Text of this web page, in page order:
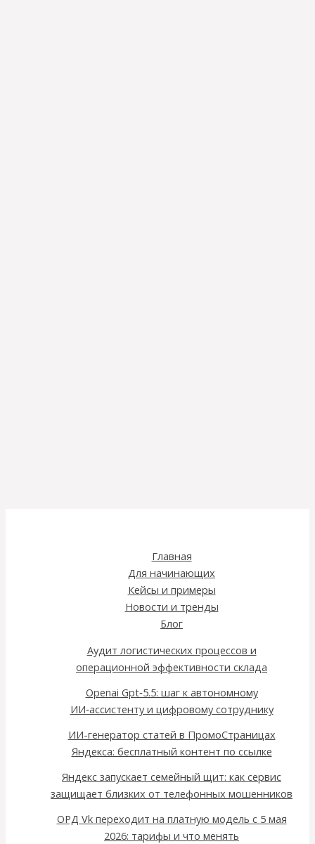
Главная
Для начинающих
Кейсы и примеры
Новости и тренды
Блог
Аудит логистических процессов и
операционной эффективности склада
Openai Gpt‑5.5: шаг к автономному
ИИ‑ассистенту и цифровому сотруднику
ИИ-генератор статей в ПромоСтраницах
Яндекса: бесплатный контент по ссылке
Яндекс запускает семейный щит: как сервис
защищает близких от телефонных мошенников
ОРД Vk переходит на платную модель с 5 мая
2026: тарифы и что менять